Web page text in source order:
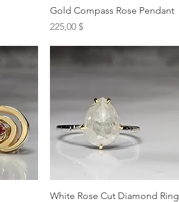
Schnellansicht
Gold Compass Rose Pendant
Preis
225,00 $
Schnellansicht
White Rose Cut Diamond Ring